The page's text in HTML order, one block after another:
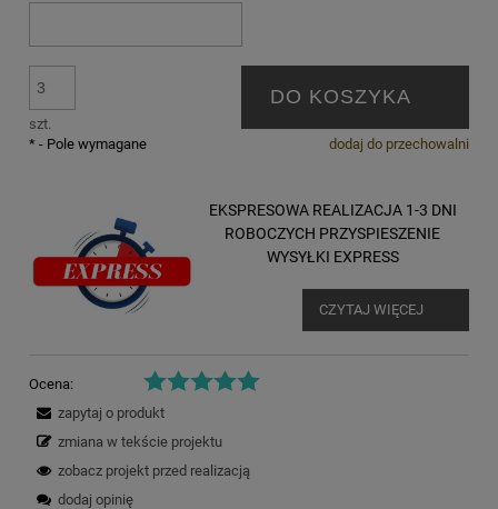
szt.
DO KOSZYKA
dodaj do przechowalni
* - Pole wymagane
EKSPRESOWA REALIZACJA 1-3 DNI
ROBOCZYCH PRZYSPIESZENIE
WYSYŁKI EXPRESS
CZYTAJ WIĘCEJ
Ocena:
zapytaj o produkt
zmiana w tekście projektu
zobacz projekt przed realizacją
dodaj opinię